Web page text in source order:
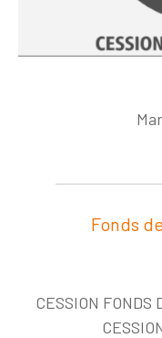
Fonds
CESSION FONDS